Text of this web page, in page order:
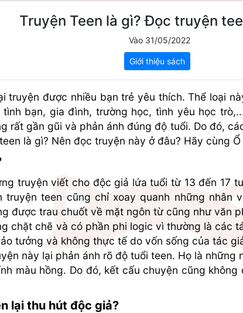
Truyện Teen là gì? Đọc truyện
Vào 31/05/2022
Giới thiệu sách
truyện được nhiều bạn trẻ yêu thích. Thể loại
bạn, gia đình, trường học, tình yêu học
rất gần gũi và phản ánh đúng độ tuổi. Do đó,
là gì? Nên đọc truyện này ở đâu? Hãy cùng
truyện viết cho độc giả lứa tuổi từ 13 đến 17
truyện teen cũng chỉ xoay quanh những nhân
được trau chuốt về mặt ngôn từ cũng như văn
chặt chẽ và có phần phi logic vì thường là các
tưởng và không thực tế do vốn sống của tác
này lại phản ánh rõ độ tuổi teen. Họ là
màu hồng. Do đó, kết cấu chuyện cũng
lại thu hút độc giả?